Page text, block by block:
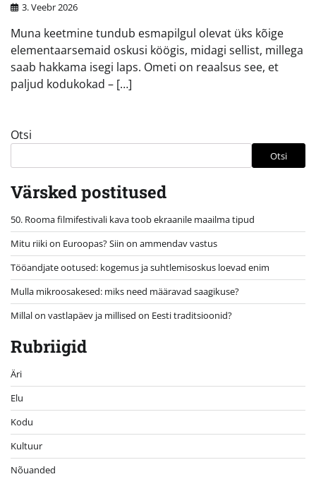
3. Veebr 2026
Muna keetmine tundub esmapilgul olevat üks kõige
elementaarsemaid oskusi köögis, midagi sellist, millega
saab hakkama isegi laps. Ometi on reaalsus see, et
paljud kodukokad – […]
Otsi
Otsi
Värsked postitused
50. Rooma filmifestivali kava toob ekraanile maailma tipud
Mitu riiki on Euroopas? Siin on ammendav vastus
Tööandjate ootused: kogemus ja suhtlemisoskus loevad enim
Mulla mikroosakesed: miks need määravad saagikuse?
Millal on vastlapäev ja millised on Eesti traditsioonid?
Rubriigid
Äri
Elu
Kodu
Kultuur
Nõuanded